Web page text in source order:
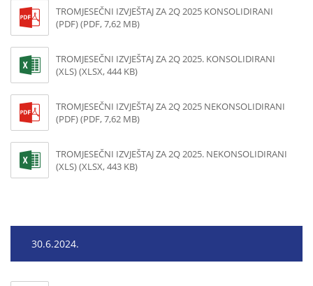
TROMJESEČNI IZVJEŠTAJ ZA 2Q 2025 KONSOLIDIRANI
(PDF) (PDF, 7,62 MB)
TROMJESEČNI IZVJEŠTAJ ZA 2Q 2025. KONSOLIDIRANI
(XLS) (XLSX, 444 KB)
TROMJESEČNI IZVJEŠTAJ ZA 2Q 2025 NEKONSOLIDIRANI
(PDF) (PDF, 7,62 MB)
TROMJESEČNI IZVJEŠTAJ ZA 2Q 2025. NEKONSOLIDIRANI
(XLS) (XLSX, 443 KB)
30.6.2024.